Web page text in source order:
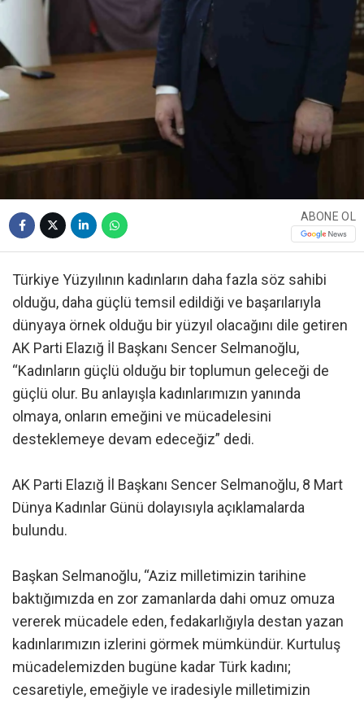
ABONE OL
Türkiye Yüzyılının kadınların daha fazla söz sahibi
olduğu, daha güçlü temsil edildiği ve başarılarıyla
dünyaya örnek olduğu bir yüzyıl olacağını dile getiren
AK Parti Elazığ İl Başkanı Sencer Selmanoğlu,
“Kadınların güçlü olduğu bir toplumun geleceği de
güçlü olur. Bu anlayışla kadınlarımızın yanında
olmaya, onların emeğini ve mücadelesini
desteklemeye devam edeceğiz” dedi.
AK Parti Elazığ İl Başkanı Sencer Selmanoğlu, 8 Mart
Dünya Kadınlar Günü dolayısıyla açıklamalarda
bulundu.
Başkan Selmanoğlu, “Aziz milletimizin tarihine
baktığımızda en zor zamanlarda dahi omuz omuza
vererek mücadele eden, fedakarlığıyla destan yazan
kadınlarımızın izlerini görmek mümkündür. Kurtuluş
mücadelemizden bugüne kadar Türk kadını;
cesaretiyle, emeğiyle ve iradesiyle milletimizin